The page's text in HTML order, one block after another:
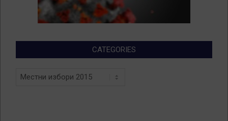
CATEGORIES
Categories